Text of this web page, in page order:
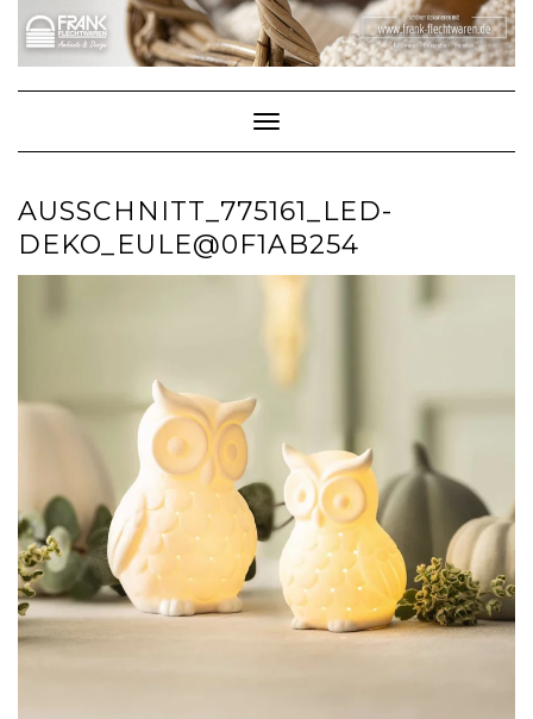
content
Toggle Navigation
AUSSCHNITT_775161_LED-
DEKO_EULE@0F1AB254